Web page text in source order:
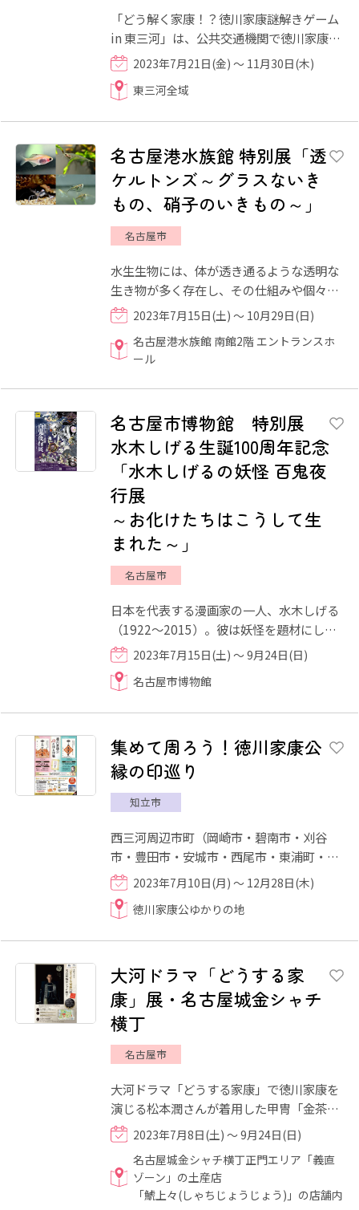
「どう解く家康！？徳川家康謎解きゲーム
in 東三河」は、公共交通機関で徳川家康公
ゆかりの地などを巡り、数々の謎を解き進
めるイベントです。ま...
2023年7月21日(金) ～ 11月30日(木)
東三河全域
名古屋港水族館 特別展「透
ケルトンズ～グラスないき
もの、硝子のいきもの～」
名古屋市
水生生物には、体が透き通るような透明な
生き物が多く存在し、その仕組みや個々の
生態は謎に包まれています。今回の特別展
では、透明な体が神秘的...
2023年7月15日(土) ～ 10月29日(日)
名古屋港水族館 南館2階 エントランスホ
ール
名古屋市博物館 特別展
水木しげる生誕100周年記念
「水木しげるの妖怪 百鬼夜
行展
～お化けたちはこうして生
まれた～」
名古屋市
日本を代表する漫画家の一人、水木しげる
（1922～2015）。彼は妖怪を題材にした
作品を多数発表し、妖怪を楽しむ文化を現
代日本に定着させました。 ...
2023年7月15日(土) ～ 9月24日(日)
名古屋市博物館
集めて周ろう！徳川家康公
縁の印巡り
知立市
西三河周辺市町（岡崎市・碧南市・刈谷
市・豊田市・安城市・西尾市・東浦町・幸
田町・知立市）にてそれぞれ製作している
家康公に縁のある人物や城...
2023年7月10日(月) ～ 12月28日(木)
徳川家康公ゆかりの地
大河ドラマ「どうする家
康」展・名古屋城金シャチ
横丁
名古屋市
大河ドラマ「どうする家康」で徳川家康を
演じる松本潤さんが着用した甲冑「金茶美
具足（きんだみぐそく）」をはじめ、ドラ
マに登場した小道具や出...
2023年7月8日(土) ～ 9月24日(日)
名古屋城金シャチ横丁正門エリア「義直
ゾーン」の土産店
「鯱上々(しゃちじょうじょう)」の店舗内